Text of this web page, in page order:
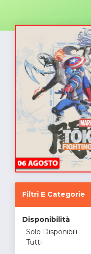
Filtri E Categorie
Disponibilità
Solo Disponibili
Tutti